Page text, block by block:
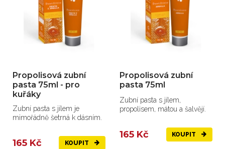
Propolisová zubní
pasta 75ml - pro
kuřáky
Zubní pasta s jílem je
mimořádně šetrná k dásním.
165 Kč KOUPIT
Propolisová zubní
pasta 75ml
Zubní pasta s jílem,
propolisem, mátou a šalvějí.
165 Kč KOUPIT